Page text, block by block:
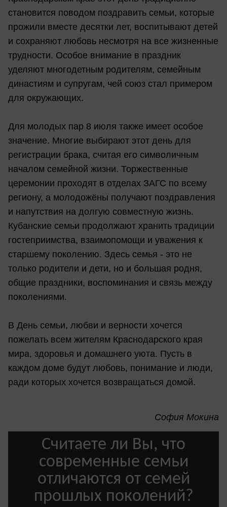
становится поводом поздравить семьи, которые
прожили вместе десятки лет, воспитывают детей
и сохраняют любовь несмотря на все жизненные
трудности. Особое внимание в праздник
уделяют многодетным родителям, семейным
династиям и супругам, чей союз стал примером
для окружающих.
Для молодых пар 8 июля также имеет особое
значение. Многие выбирают этот день для
регистрации брака, считая его символичным
началом семейной жизни. Торжественные
церемонии проходят в отделах ЗАГС по всему
региону, а молодожёны получают поздравления
и напутствия на долгую совместную жизнь.
Кубанские семьи продолжают хранить традиции
гостеприимства, взаимопомощи и уважения к
старшему поколению. Здесь семья - это не
только родители и дети, но и большая родня,
общие праздники, воспоминания и связь между
поколениями.
В День семьи, любви и верности хочется
пожелать всем жителям Краснодарского края
мира, здоровья и домашнего уюта. Пусть в
каждом доме будут любовь, понимание и люди,
ради которых хочется возвращаться домой.
София Мокина